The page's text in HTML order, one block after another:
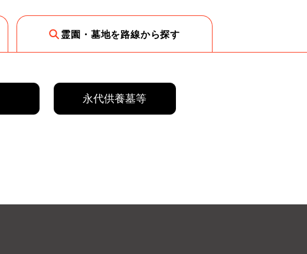
霊園・墓地を路線から探す
永代供養墓等